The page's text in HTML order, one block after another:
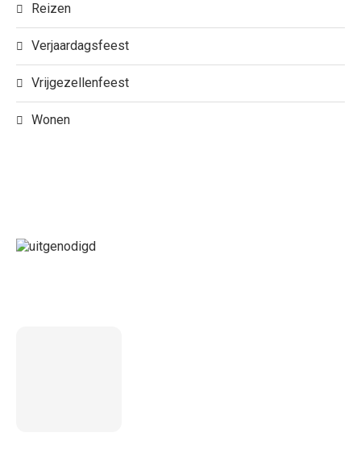
Reizen
Verjaardagsfeest
Vrijgezellenfeest
Wonen